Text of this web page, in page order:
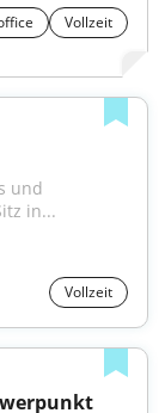
Vollzeit
und
in...
Vollzeit